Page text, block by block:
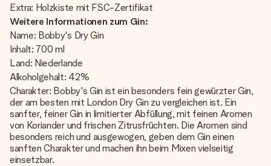
Extra: Holzkiste mit FSC-Zertifikat
Weitere Informationen zum Gin:
Name: Bobby's Dry Gin
Inhalt: 700 ml
Land: Niederlande
Alkoholgehalt: 42%
Charakter: Bobby's Gin ist ein besonders fein gewürzter Gin,
der am besten mit London Dry Gin zu vergleichen ist. Ein
sanfter, feiner Gin in limitierter Abfüllung, mit feinen Aromen
von Koriander und frischen Zitrusfrüchten. Die Aromen sind
besonders reich und ausgewogen, geben dem Gin einen
sanften Charakter und machen ihn beim Mixen vielseitig
einsetzbar.